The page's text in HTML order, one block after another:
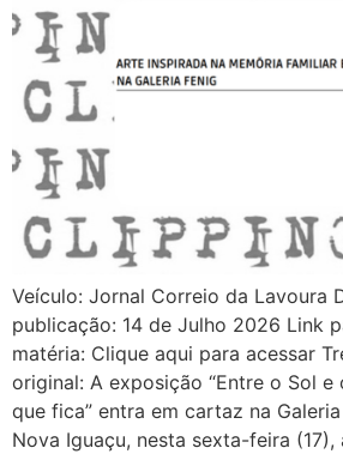
Veículo: Jornal Correio da Lavoura
publicação: 14 de Julho 2026 Link
matéria: Clique aqui para acessar
original: A exposição “Entre o Sol e
que fica” entra em cartaz na
Nova Iguaçu, nesta sexta-feira (17),